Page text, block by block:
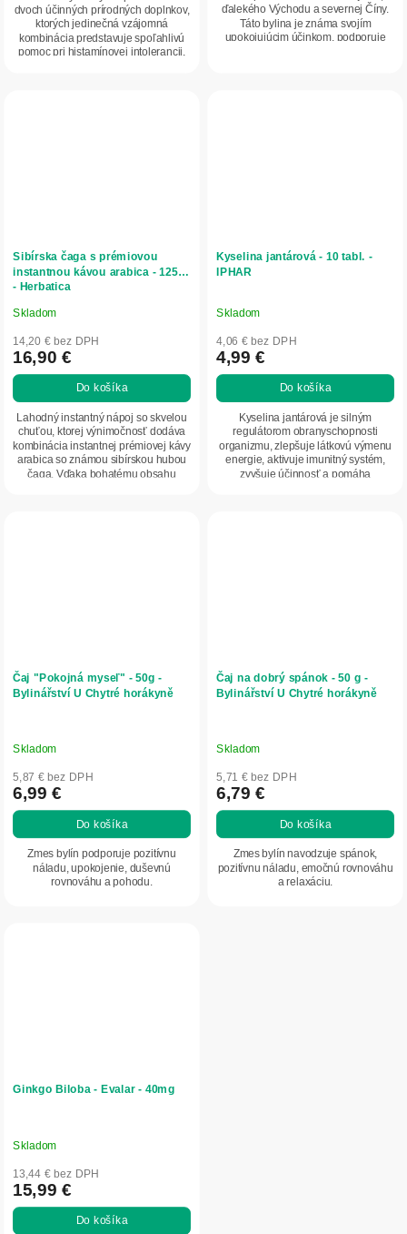
dvoch účinných prírodných doplnkov,
ktorých jedinečná vzájomná
kombinácia predstavuje spoľahlivú
pomoc pri histamínovej intolerancii,
hviezdičiek.
ďalekého Východu a severnej Číny.
Táto bylina je známa svojím
upokojujúcim účinkom, podporuje
Sibírska čaga s prémiovou
instantnou kávou arabica - 125g
- Herbatica
Priemerné
hodnotenie
produktu
je
5,0
z
5
hviezdičiek.
Skladom
14,20 € bez DPH
16,90 €
Do košíka
Lahodný instantný nápoj so skvelou
chuťou, ktorej výnimočnosť dodáva
kombinácia instantnej prémiovej kávy
arabica so známou sibírskou hubou
čaga. Vďaka bohatému obsahu
Kyselina jantárová - 10 tabl. -
IPHAR
Priemerné
hodnotenie
produktu
je
5,0
hviezdičiek.
Skladom
4,06 € bez DPH
4,99 €
Do košíka
Kyselina jantárová je silným
regulátorom obranyschopnosti
organizmu, zlepšuje látkovú výmenu
energie, aktivuje imunitný systém,
zvyšuje účinnosť a pomáha
Čaj "Pokojná myseľ" - 50g -
Bylinářství U Chytré horákyně
Skladom
5,87 € bez DPH
6,99 €
Do košíka
Zmes bylín podporuje pozitívnu
náladu, upokojenie, duševnú
rovnováhu a pohodu.
Čaj na dobrý spánok - 50 g -
Bylinářství U Chytré horákyně
Skladom
5,71 € bez DPH
6,79 €
Do košíka
Zmes bylín navodzuje spánok,
pozitívnu náladu, emočnú rovnováhu
a relaxáciu.
Ginkgo Biloba - Evalar - 40mg
Priemerné
hodnotenie
produktu
je
5,0
Skladom
13,44 € bez DPH
15,99 €
Do košíka